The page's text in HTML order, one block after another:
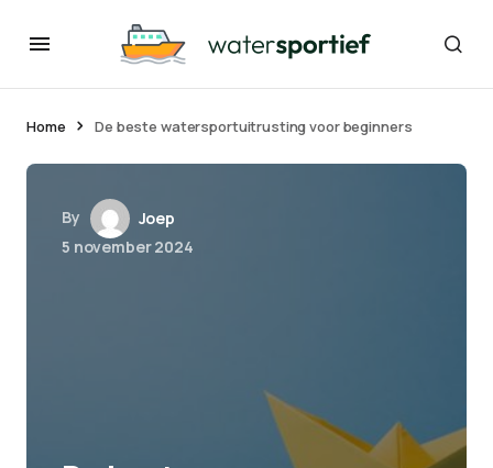
Home De beste watersportuitrusting voor beginners
By
Joep
5 november 2024